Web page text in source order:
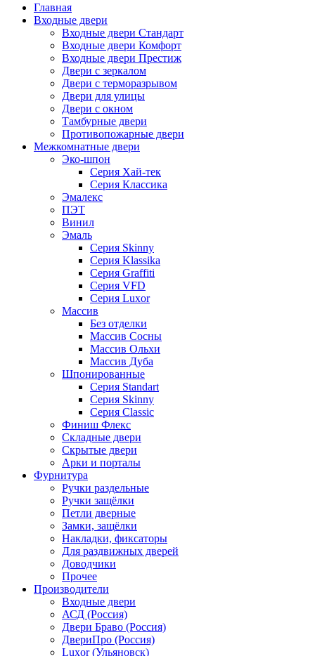
Главная
Входные двери
Входные двери Стандарт
Входные двери Комфорт
Входные двери Престиж
Двери с зеркалом
Двери с терморазрывом
Двери для улицы
Двери с окном
Тамбурные двери
Противопожарные двери
Межкомнатные двери
Эко-шпон
Серия Хай-тек
Серия Классика
Эмалекс
ПЭТ
Винил
Эмаль
Серия Skinny
Серия Klassika
Серия Graffiti
Серия VFD
Серия Luxor
Массив
Без отделки
Массив Сосны
Массив Ольхи
Массив Дуба
Шпонированные
Серия Standart
Серия Skinny
Серия Classic
Финиш Флекс
Складные двери
Скрытые двери
Арки и порталы
Фурнитура
Ручки раздельные
Ручки защёлки
Петли дверные
Замки, защёлки
Накладки, фиксаторы
Для раздвижных дверей
Доводчики
Прочее
Производители
Входные двери
АСД (Россия)
Двери Браво (Россия)
ДвериПро (Россия)
Luxor (Ульяновск)